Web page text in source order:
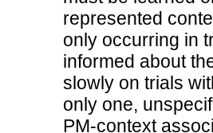
represented
only occurring in
informed about
slowly on trials
only one,
PM-context